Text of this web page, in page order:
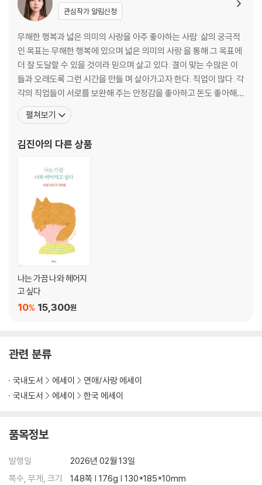
오늘 사라질 것처럼 아주 오래 사랑하기
제2장 오늘 사라질 것처럼
난제
물들어도 좋은 사람
공항
고질병
좋은 사람
나를 돌보는 법을 모르는
너는 그렇게 나쁜 사람이 아닐지도 모른다
이 기억은 나의 것이다
이 기억은 나의 것이다 2
이 기억은 나의 것이다 3
제3장 사랑이 있어 다행이라고
Wedding ceremony
유영
9월 12일 20일
‘보고 싶다’와 ‘그리워하다’
보통의 좋음
에필로그 1. 표지
에필로그 2. 변화
관심작가 알림신청
무해한 행복과 넓은 의미의 사랑을 아주 좋아하는 사람. 삶의 궁극적
인 목표는 무해한 행복에 있으며 넓은 의미의 사랑 을 통해 그 목표에
더 잘 도달할 수 있을 것이라 믿으며 살고 있다. 결이 맞는 수많은 이
들과 오래도록 그런 시간을 만들 며 살아가고자 한다. 직업이 많다. 각
각의 직업들이 서로를 보완해 주는 안정감을 좋아하고 돈도 좋아해서
N잡의 삶에 아주 만족하고 있다. 작지만 크고, 말랑하지만 단단하고,
무해하지만 고자극의 사 람으로 스스로를 정의하고 있다. 자신에 대
다. 살아감의 목표는 무해한 행복
펼쳐보기
김진아의 다른 상품
나는 가끔 나와 헤어지
고 싶다
15,300원
10%
관련 분류
국내도서 에세이
연애/사랑 에세이
국내도서
에세이 한국 에세이
품목정보
발행일
2026년 02월 13일
쪽수, 무게, 크기
148쪽 | 176g | 130*185*10mm